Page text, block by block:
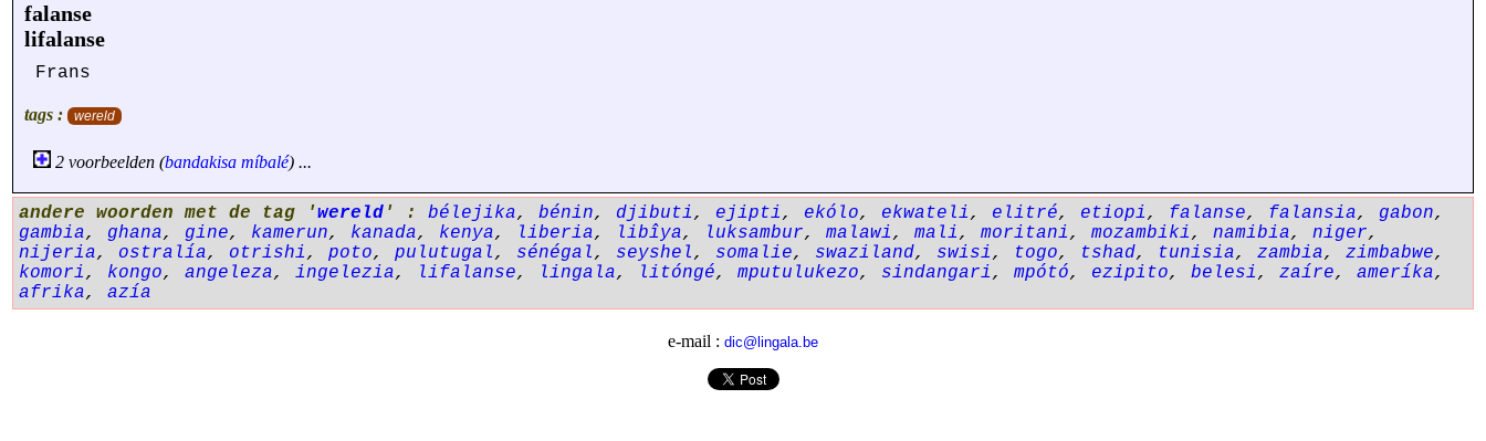
falanse
lifalanse
Frans
tags : wereld
2 voorbeelden (bandakisa míbalé) ...
andere woorden met de tag 'wereld ' : bélejika, bénin, djibuti, ejipti, ekólo, ekwateli, elitré, etiopi, falanse, falansia, gabon,
gambia, ghana, gine, kamerun, kanada, kenya, liberia, libîya, luksambur, malawi, mali, moritani, mozambiki, namibia, niger,
nijeria, ostralía, otrishi, poto, pulutugal, sénégal, seyshel, somalie, swaziland, swisi, togo, tshad, tunisia, zambia, zimbabwe,
komori, kongo, angeleza, ingelezia, lifalanse, lingala, litóngé, mputulukezo, sindangari, mpótó, ezipito, belesi, zaíre, ameríka,
afrika, azía
e-mail : dic@lingala.be